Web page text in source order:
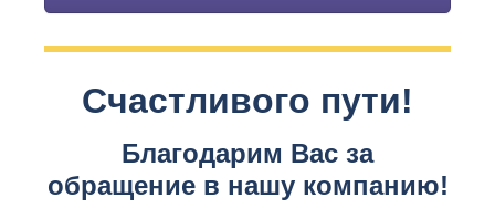
Счастливого пути!
Благодарим Вас за
обращение в нашу компанию!